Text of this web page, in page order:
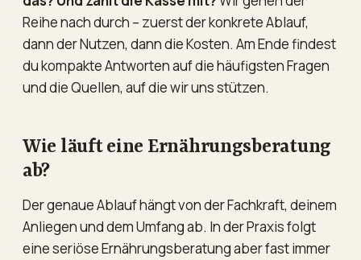
Reihe nach durch – zuerst der konkrete Ablauf,
dann der Nutzen, dann die Kosten. Am Ende findest
du kompakte Antworten auf die häufigsten Fragen
und die Quellen, auf die wir uns stützen.
Wie läuft eine Ernährungsberatung
ab?
Der genaue Ablauf hängt von der Fachkraft, deinem
Anliegen und dem Umfang ab. In der Praxis folgt
eine seriöse Ernährungsberatung aber fast immer